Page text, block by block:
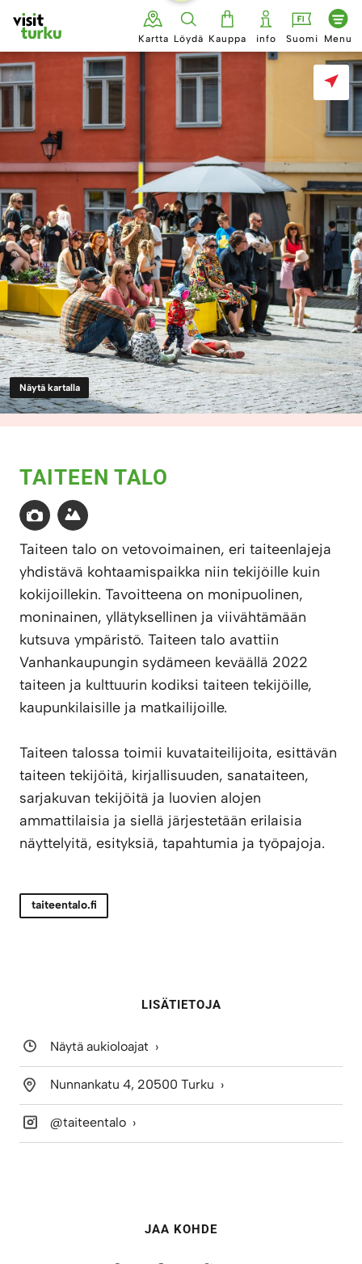
Siirry
sisältöön
Kartta Löydä Kauppa info Suomi Menu
Näytä kartalla
TAITEEN TALO
Taiteen talo on vetovoimainen, eri taiteenlajeja
yhdistävä kohtaamispaikka niin tekijöille kuin
kokijoillekin. Tavoitteena on monipuolinen,
moninainen, yllätyksellinen ja viivähtämään
kutsuva ympäristö. Taiteen talo avattiin
Vanhankaupungin sydämeen keväällä 2022
taiteen ja kulttuurin kodiksi taiteen tekijöille,
kaupunkilaisille ja matkailijoille.
Taiteen talossa toimii kuvataiteilijoita, esittävän
taiteen tekijöitä, kirjallisuuden, sanataiteen,
sarjakuvan tekijöitä ja luovien alojen
ammattilaisia ja siellä järjestetään erilaisia
näyttelyitä, esityksiä, tapahtumia ja työpajoja.
taiteentalo.fi
LISÄTIETOJA
Näytä aukioloajat
Nunnankatu 4, 20500 Turku
@taiteentalo
JAA KOHDE